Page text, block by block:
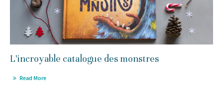
L’incroyable catalogue des monstres
Read More